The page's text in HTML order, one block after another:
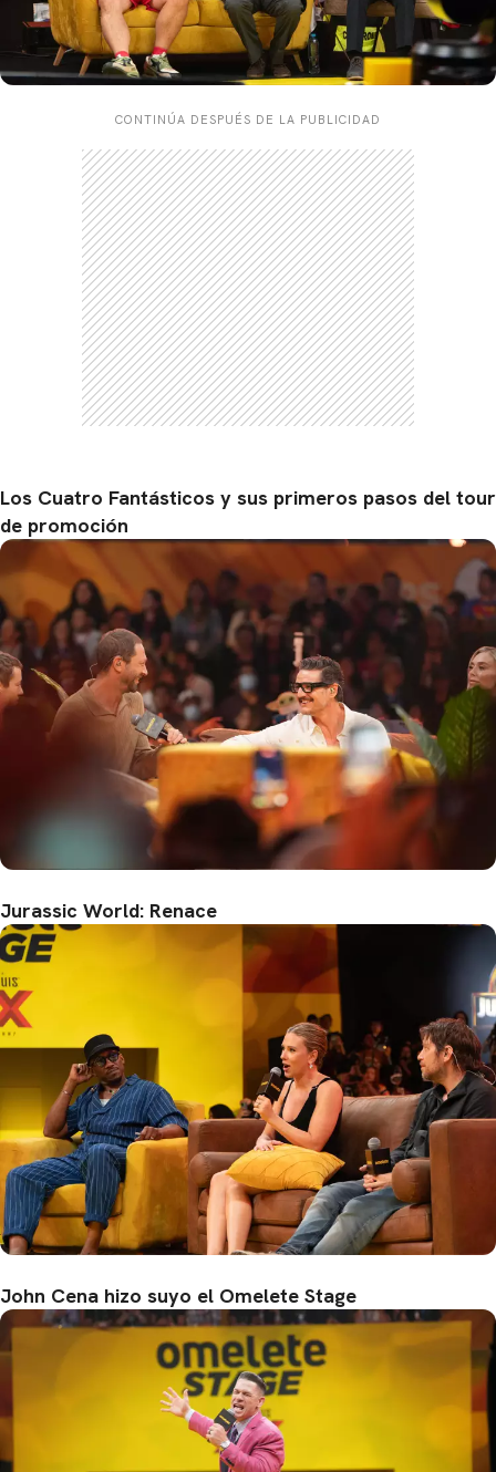
CONTINÚA DESPUÉS DE LA PUBLICIDAD
Los Cuatro Fantásticos y sus primeros pasos del tour
de promoción
Jurassic World: Renace
John Cena hizo suyo el Omelete Stage